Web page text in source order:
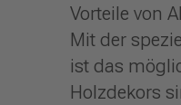
Vorteile von
Mit der
ist das
Holzdekors